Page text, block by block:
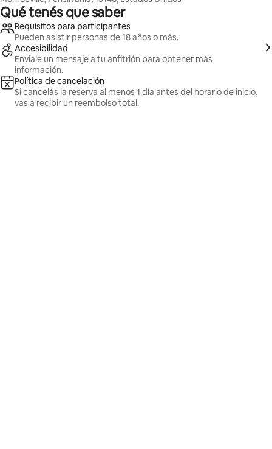
Qué tenés que saber
Requisitos para participantes
Pueden asistir personas de 18 años o más.
Accesibilidad
Enviale un mensaje a tu anfitrión para obtener más
información.
Política de cancelación
Si cancelás la reserva al menos 1 día antes del horario de inicio,
vas a recibir un reembolso total.